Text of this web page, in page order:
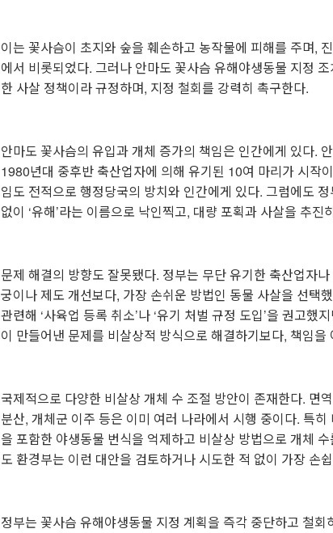
이는 꽃사슴이 초지와 숲을 훼손하고 농작물에 피해를 주며,
에서 비롯되었다. 그러나 안마도 꽃사슴 유해야생동물 지정
한 사살 정책이라 규정하며, 지정 철회를 강력히 촉구한다.
안마도 꽃사슴의 유입과 개체 증가의 책임은 인간에게 있다.
1980년대 중후반 축산업자에 의해 유기된 10여 마리가 시작
임도 전적으로 행정당국의 방치와 인간에게 있다. 그럼에도
없이 ‘유해’라는 이름으로 낙인찍고, 대량 포획과 사살을 추진
문제 해결의 방향도 잘못됐다. 정부는 무단 유기한 축산업자
궁이나 제도 개선보다, 가장 손쉬운 방법인 동물 사살을 선택
관련해 ‘사육업 등록 취소’나 ‘유기 처벌 규정 도입’을 권고했
이 만들어낸 문제를 비살상적 방식으로 해결하기보다, 책임
국제적으로 다양한 비살상 개체 수 조절 방안이 존재한다. 면
분산, 개체군 이주 등은 이미 여러 나라에서 시행 중이다. 특
을 포함한 야생동물 번식을 억제하고 비살상 방법으로 개체
도 환경부는 이런 대안을 검토하거나 시도한 적 없이 가장 손
정부는 꽃사슴 유해야생동물 지정 계획을 즉각 중단하고 철회